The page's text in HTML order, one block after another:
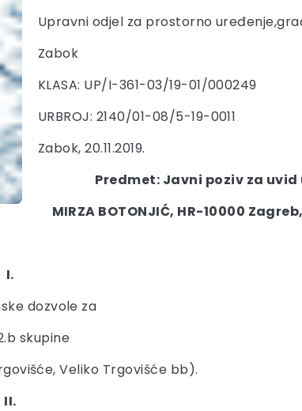
Upravni odjel za prostorno
Zabok
KLASA: UP/I-361-03/19-01/000249
URBROJ: 2140/01-08/5-19-0011
Zabok, 20.11.2019.
Predmet: Javni poziv za
MIRZA BOTONJIĆ, HR-10000
I.
dozvole za
skupine
Veliko Trgovišće bb).
II.